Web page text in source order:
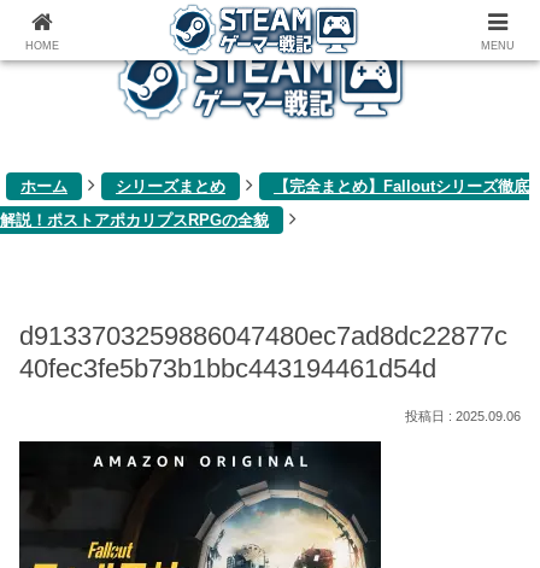
ゲーム関連雑記ブログ
ホーム シリーズまとめ
【完全まとめ】Falloutシリーズ徹底
解説！ポストアポカリプスRPGの全貌
d9133703259886047480ec7ad8dc22877c
40fec3fe5b73b1bbc443194461d54d
2025.09.06
HOME MENU